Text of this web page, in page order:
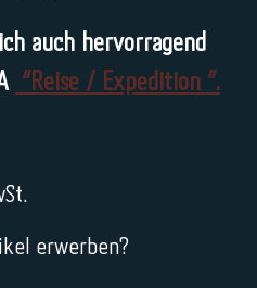
auch hervorragend
“Reise / Expedition ”.
erwerben?